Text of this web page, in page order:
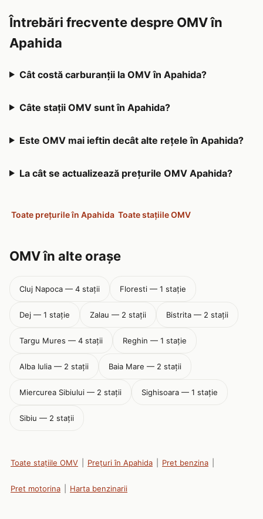
Întrebări frecvente despre OMV în
Apahida
Cât costă carburanții la OMV în Apahida?
Câte stații OMV sunt în Apahida?
Este OMV mai ieftin decât alte rețele în Apahida?
La cât se actualizează prețurile OMV Apahida?
Toate prețurile în Apahida Toate stațiile OMV
OMV în alte orașe
Cluj Napoca — 4 stații Floresti — 1 stație
Dej — 1 stație Zalau — 2 stații Bistrita — 2 stații
Targu Mures — 4 stații Reghin — 1 stație
Alba Iulia — 2 stații Baia Mare — 2 stații
Miercurea Sibiului — 2 stații Sighisoara — 1 stație
Sibiu — 2 stații
Toate stațiile OMV Prețuri în Apahida Pret benzina
Pret motorina Harta benzinarii